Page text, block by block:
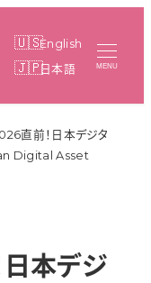
English
日本語
MENU
直前！日本デジタ
Digital Asset
本デジ